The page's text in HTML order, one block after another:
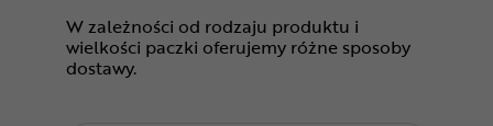
W zależności od rodzaju produktu i
wielkości paczki oferujemy różne sposoby
dostawy.